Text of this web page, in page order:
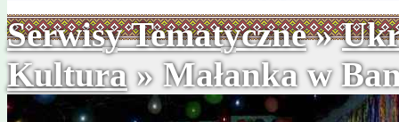
Serwisy Tematyczne»
Kultura» Małanka w